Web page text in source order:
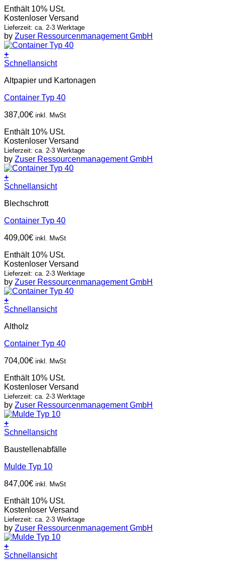
Enthält 10% USt.
Kostenloser Versand
Lieferzeit: ca. 2-3 Werktage
by Zuser Ressourcenmanagement GmbH
+
Schnellansicht
Altpapier und Kartonagen
Container Typ 40
387,00€ inkl. MwSt
Enthält 10% USt.
Kostenloser Versand
Lieferzeit: ca. 2-3 Werktage
by Zuser Ressourcenmanagement GmbH
+
Schnellansicht
Blechschrott
Container Typ 40
409,00€ inkl. MwSt
Enthält 10% USt.
Kostenloser Versand
Lieferzeit: ca. 2-3 Werktage
by Zuser Ressourcenmanagement GmbH
+
Schnellansicht
Altholz
Container Typ 40
704,00€ inkl. MwSt
Enthält 10% USt.
Kostenloser Versand
Lieferzeit: ca. 2-3 Werktage
by Zuser Ressourcenmanagement GmbH
+
Schnellansicht
Baustellenabfälle
Mulde Typ 10
847,00€ inkl. MwSt
Enthält 10% USt.
Kostenloser Versand
Lieferzeit: ca. 2-3 Werktage
by Zuser Ressourcenmanagement GmbH
+
Schnellansicht